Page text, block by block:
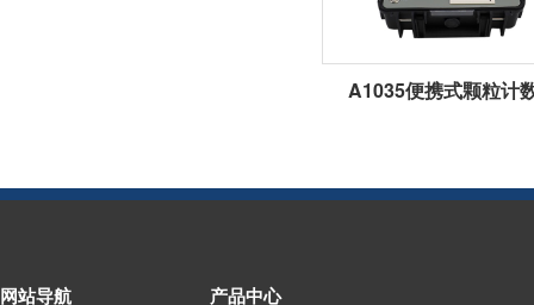
A1035便携式颗粒计
网站导航 产品中心